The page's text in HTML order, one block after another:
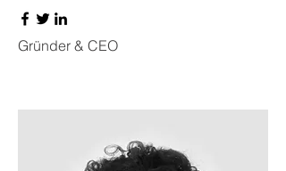
Gründer & CEO